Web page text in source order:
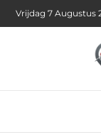
Vrijdag 7 Augustus